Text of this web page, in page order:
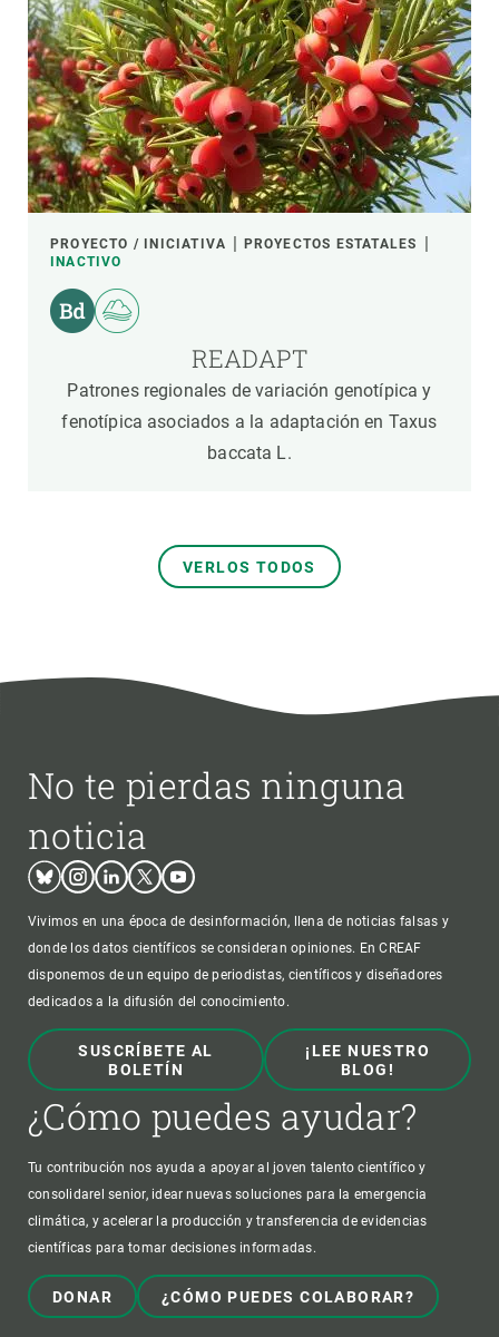
PROYECTO / INICIATIVA
PROYECTOS ESTATALES
INACTIVO
READAPT
Patrones regionales de variación genotípica y
fenotípica asociados a la adaptación en Taxus
baccata L.
VERLOS TODOS
No te pierdas ninguna
noticia
BlueskyInstagram
LinkedinTwitterYoutube
Vivimos en una época de desinformación, llena de noticias falsas y
donde los datos científicos se consideran opiniones. En CREAF
disponemos de un equipo de periodistas, científicos y diseñadores
dedicados a la difusión del conocimiento.
SUSCRÍBETE AL
BOLETÍN
¡LEE NUESTRO
BLOG!
¿Cómo puedes ayudar?
Tu contribución nos ayuda a apoyar al joven talento científico y
consolidarel senior, idear nuevas soluciones para la emergencia
climática, y acelerar la producción y transferencia de evidencias
científicas para tomar decisiones informadas.
DONAR ¿CÓMO PUEDES COLABORAR?